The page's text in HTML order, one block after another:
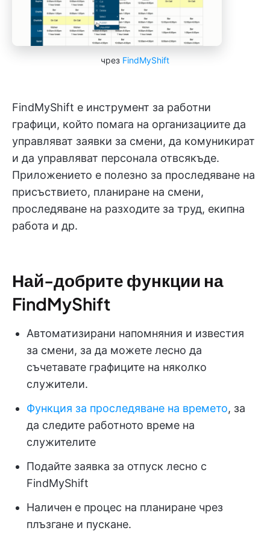
чрез FindMyShift
FindMyShift е инструмент за работни
графици, който помага на организациите да
управляват заявки за смени, да комуникират
и да управляват персонала отвсякъде.
Приложението е полезно за проследяване на
присъствието, планиране на смени,
проследяване на разходите за труд, екипна
работа и др.
Най-добрите функции на
FindMyShift
Автоматизирани напомняния и известия
за смени, за да можете лесно да
съчетавате графиците на няколко
служители.
Функция за проследяване на времето, за
да следите работното време на
служителите
Подайте заявка за отпуск лесно с
FindMyShift
Наличен е процес на планиране чрез
плъзгане и пускане.